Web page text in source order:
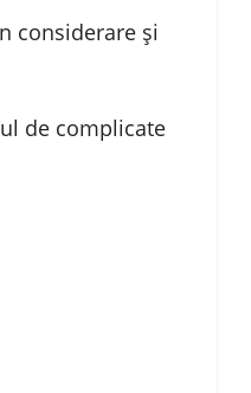
considerare și
de complicate